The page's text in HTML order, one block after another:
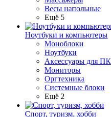
Весы напольные
Ещё 5
Ноутбуки и компьютеры
Моноблоки
Ноутбуки
Аксессуары для ПК
Мониторы
Оргтехника
Системные блоки
Ещё 2
Спорт, туризм, хобби